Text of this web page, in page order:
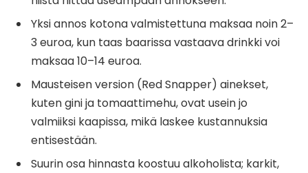
Yksi annos kotona valmistettuna maksaa noin 2–
3 euroa, kun taas baarissa vastaava drinkki voi
maksaa 10–14 euroa.
Mausteisen version (Red Snapper) ainekset,
kuten gini ja tomaattimehu, ovat usein jo
valmiiksi kaapissa, mikä laskee kustannuksia
entisestään.
Suurin osa hinnasta koostuu alkoholista; karkit,